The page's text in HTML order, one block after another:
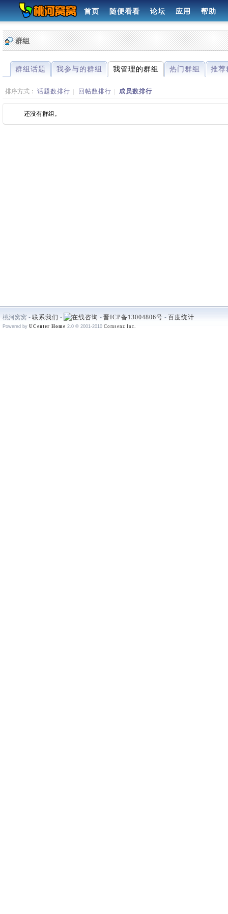
首页 随便看看 论坛 应用 帮助
群组
群组话题 我参与的群组 我管理的群组 热门群组 推荐
排序方式： 话题数排行 回帖数排行 成员数排行
还没有群组。
桃河窝窝 - 联系我们 - - 晋ICP备13004806号 - 百度统计
Powered by UCenter Home 2.0 © 2001-2010 Comsenz Inc.